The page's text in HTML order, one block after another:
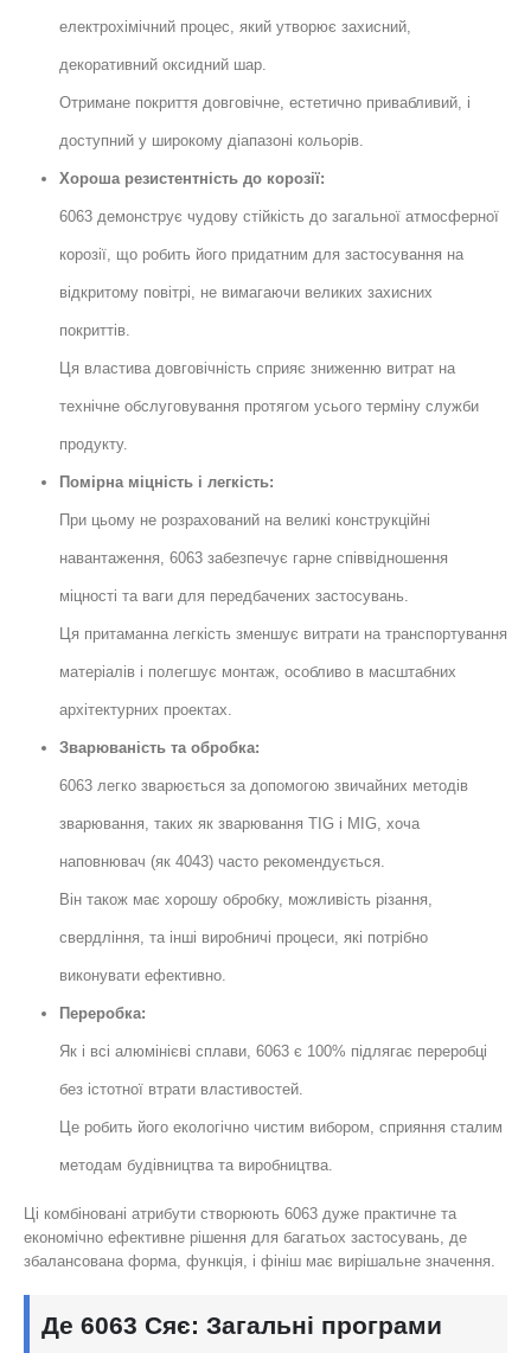
електрохімічний процес, який утворює захисний,
декоративний оксидний шар.
Отримане покриття довговічне, естетично привабливий, і
доступний у широкому діапазоні кольорів.
Хороша резистентність до корозії:
6063 демонструє чудову стійкість до загальної атмосферної
корозії, що робить його придатним для застосування на
відкритому повітрі, не вимагаючи великих захисних
покриттів.
Ця властива довговічність сприяє зниженню витрат на
технічне обслуговування протягом усього терміну служби
продукту.
Помірна міцність і легкість:
При цьому не розрахований на великі конструкційні
навантаження, 6063 забезпечує гарне співвідношення
міцності та ваги для передбачених застосувань.
Ця притаманна легкість зменшує витрати на транспортування
матеріалів і полегшує монтаж, особливо в масштабних
архітектурних проектах.
Зварюваність та обробка:
6063 легко зварюється за допомогою звичайних методів
зварювання, таких як зварювання TIG і MIG, хоча
наповнювач (як 4043) часто рекомендується.
Він також має хорошу обробку, можливість різання,
свердління, та інші виробничі процеси, які потрібно
виконувати ефективно.
Переробка:
Як і всі алюмінієві сплави, 6063 є 100% підлягає переробці
без істотної втрати властивостей.
Це робить його екологічно чистим вибором, сприяння сталим
методам будівництва та виробництва.
Ці комбіновані атрибути створюють 6063 дуже практичне та
економічно ефективне рішення для багатьох застосувань, де
збалансована форма, функція, і фініш має вирішальне значення.
Де 6063 Сяє: Загальні програми